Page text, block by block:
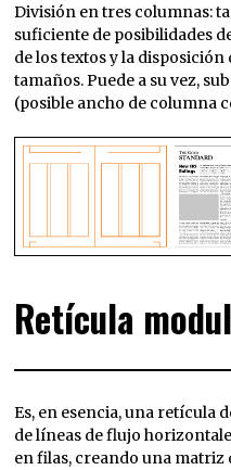
División en tres columnas:
suficiente de posibilidades
de los textos y la
tamaños. Puede a su vez,
(posible ancho de columna
Retícula
Es, en esencia, una retícula
de líneas de flujo
en filas, creando una matriz